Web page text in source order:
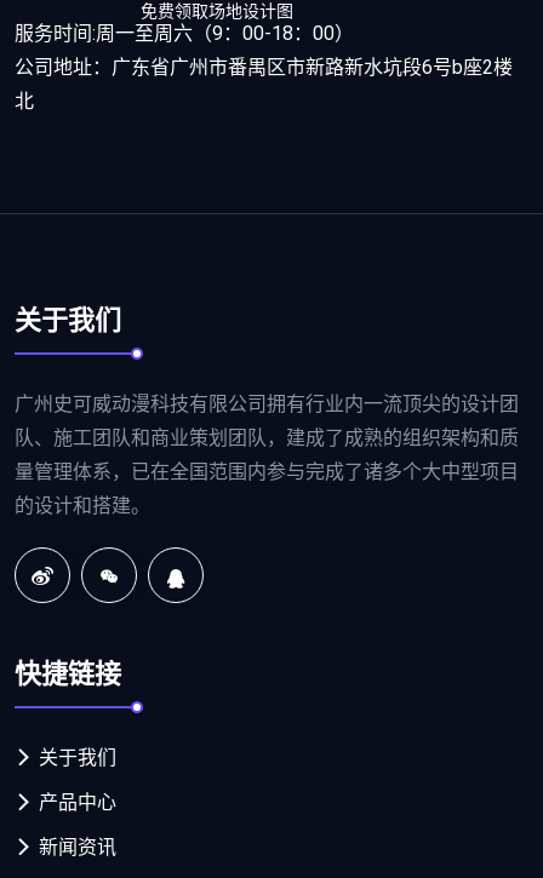
免费领取场地设计图
服务时间:周一至周六（9：00-18：00）
公司地址：广东省广州市番禺区市新路新水坑段6号b座2楼
北
关于我们
广州史可威动漫科技有限公司拥有行业内一流顶尖的设计团
队、施工团队和商业策划团队，建成了成熟的组织架构和质
量管理体系，已在全国范围内参与完成了诸多个大中型项目
的设计和搭建。
快捷链接
关于我们
产品中心
新闻资讯